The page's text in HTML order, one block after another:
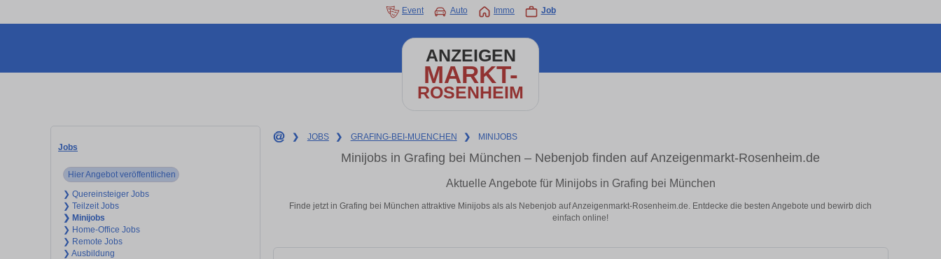
Event Auto Immo Job
ANZEIGEN
MARKT-
ROSENHEIM
Jobs
Hier Angebot veröffentlichen
❯ Quereinsteiger Jobs
❯ Teilzeit Jobs
❯ Minijobs
❯ Home-Office Jobs
❯ Remote Jobs
❯ Ausbildung
❯ JOBS ❯ GRAFING-BEI-MUENCHEN ❯ MINIJOBS
Minijobs in Grafing bei München – Nebenjob finden auf Anzeigenmarkt-Rosenheim.de
Aktuelle Angebote für Minijobs in Grafing bei München
Finde jetzt in Grafing bei München attraktive Minijobs als als Nebenjob auf Anzeigenmarkt-Rosenheim.de. Entdecke die besten Angebote und bewirb dich
einfach online!